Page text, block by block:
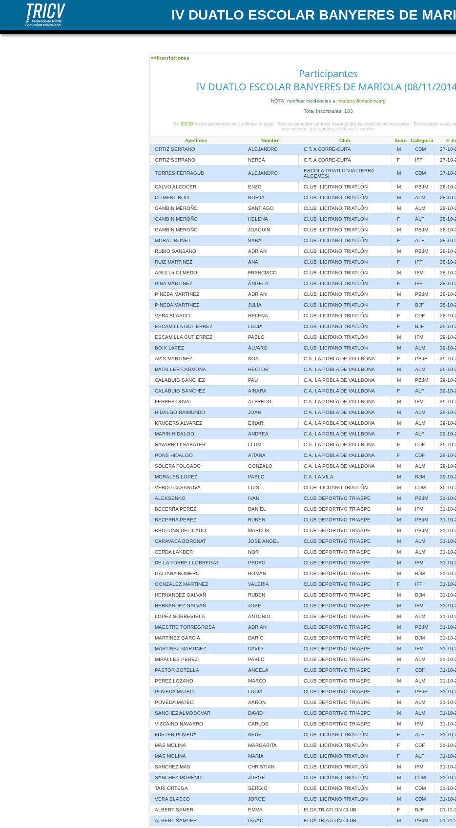
IV DUATLO ESCOLAR BANYERES DE
<<Inscripciones
Participantes
IV DUATLO ESCOLAR BANYERES DE MARIOLA (08/11/
NOTA: notificar incidencias a: triatlocv@triatlocv.org
Total Inscritos/as: 183
En ROJOlos/as pendientes de confirmar el pago - Solo se permiten cambios hasta el día de cierre de inscripciones - En cualquier caso,
inscripciones y/o cambios el día de la prueba
Apellidos Nombre Club Sexo Categoria F.
ORTIZ SERRANO
ALEJANDRO C.T. A CORRE-CUITA M CDM 27-10-
ORTIZ SERRANO
NEREA C.T. A CORRE-CUITA F IFF 27-10-
TORRES FERRAGUD ALEJANDRO
ESCOLA TRIATLO VIALTERRA
ALGEMESI
M CDM 27-10-
CALVO ALCOCER ENZO CLUB ILICITANO TRIATLÓN M PBJM
28-10-
CLIMENT BOIX
BORJA CLUB ILICITANO TRIATLÓN M ALM
28-10-
GAMBIN MEROÑO
SANTIAGO CLUB ILICITANO TRIATLÓN M ALM
28-10-
GAMBIN MEROÑO
HELENA CLUB ILICITANO TRIATLÓN F ALF
28-10-
GAMBIN MEROÑO
JOAQUIN CLUB ILICITANO TRIATLÓN M PBJM
28-10-
MORAL BONET
SARA CLUB ILICITANO TRIATLÓN F ALF
28-10-
RUBIO SANSANO
ADRIAN CLUB ILICITANO TRIATLÓN M PBJM
28-10-
RUIZ MARTINEZ
ANA CLUB ILICITANO TRIATLÓN F IFF
28-10-
AGULLó OLMEDO
FRANCISCO CLUB ILICITANO TRIATLÓN M IFM
28-10-
PINA MARTINEZ
ÁNGELA CLUB ILICITANO TRIATLÓN F IFF
28-10-
PINEDA MARTINEZ
ADRIAN CLUB ILICITANO TRIATLÓN M PBJM
28-10-
PINEDA MARTINEZ
JULIA CLUB ILICITANO TRIATLÓN F BJF
28-10-
VERA BLASCO
HELENA CLUB ILICITANO TRIATLÓN F CDF
28-10-
ESCAMILLA GUTIERREZ
LUCIA CLUB ILICITANO TRIATLÓN F BJF
29-10-
ESCAMILLA GUTIERREZ
PABLO CLUB ILICITANO TRIATLÓN M IFM
29-10-
BOIX LóPEZ
ÁLVARO CLUB ILICITANO TRIATLÓN M ALM
29-10-
AVIS MARTINEZ
NOA C.A. LA POBLA DE VALLBONA F PBJF
29-10-
BATALLER CARMONA
HECTOR C.A. LA POBLA DE VALLBONA M ALM
29-10-
CALABUIG SANCHEZ
PAU C.A. LA POBLA DE VALLBONA M PBJM
29-10-
CALABUIG SANCHEZ
AINARA C.A. LA POBLA DE VALLBONA F ALF
29-10-
FERRER DUVAL
ALFREDO C.A. LA POBLA DE VALLBONA M IFM
29-10-
HIDALGO RAIMUNDO
JOAN C.A. LA POBLA DE VALLBONA M ALM
29-10-
KRUGERS ALVAREZ
EINAR C.A. LA POBLA DE VALLBONA M ALM
29-10-
MARIN HIDALGO
ANDREA C.A. LA POBLA DE VALLBONA F ALF
29-10-
NAVARRO I SABATER
LLUM C.A. LA POBLA DE VALLBONA F CDF
29-10-
PONS HIDALGO
AITANA C.A. LA POBLA DE VALLBONA F CDF
29-10-
SOLERA FOLGADO
GONZALO C.A. LA POBLA DE VALLBONA M ALM
29-10-
MORALES LOPEZ
PABLO C.A. LA VILA M BJM
29-10-
VERDU CASANOVA
LUIS CLUB ILICITANO TRIATLÓN M CDM
30-10-
ALEKSENKO
IVAN CLUB DEPORTIVO TRIASPE M PBJM
31-10-
BECERRA PEREZ
DANIEL CLUB DEPORTIVO TRIASPE M IFM
31-10-
BECERRA PEREZ
RUBEN CLUB DEPORTIVO TRIASPE M PBJM
31-10-
BROTONS DELICADO
MARCOS CLUB DEPORTIVO TRIASPE M PBJM
31-10-
CARAVACA BORONAT
JOSE ANGEL CLUB DEPORTIVO TRIASPE M ALM
31-10-
CERDA LAKDER
NOR CLUB DEPORTIVO TRIASPE M ALM
31-10-
DE LA TORRE LLOBREGAT
PEDRO CLUB DEPORTIVO TRIASPE M IFM
31-10-
GALIANA ROMERO
ROMAN CLUB DEPORTIVO TRIASPE M BJM
31-10-
GONZALEZ MARTINEZ
VALERIA CLUB DEPORTIVO TRIASPE F IFF
31-10-
HERNANDEZ GALVAÑ
RUBEN CLUB DEPORTIVO TRIASPE M BJM
31-10-
HERNANDEZ GALVAÑ
JOSE CLUB DEPORTIVO TRIASPE M IFM
31-10-
LOPEZ SOBREVIELA
ANTONIO CLUB DEPORTIVO TRIASPE M ALM
31-10-
MAESTRE TORREGROSA
ADRIAN CLUB DEPORTIVO TRIASPE M PBJM
31-10-
MARTINEZ GARCIA
DARIO CLUB DEPORTIVO TRIASPE M BJM
31-10-
MARTINEZ MARTINEZ
DAVID CLUB DEPORTIVO TRIASPE M IFM
31-10-
MIRALLES PEREZ
PABLO CLUB DEPORTIVO TRIASPE M ALM
31-10-
PASTOR BOTELLA
ANGELA CLUB DEPORTIVO TRIASPE F CDF
31-10-
PEREZ LOZANO
MARCO CLUB DEPORTIVO TRIASPE M ALM
31-10-
POVEDA MATEO
LUCIA CLUB DEPORTIVO TRIASPE F PBJF
31-10-
POVEDA MATEO
AARON CLUB DEPORTIVO TRIASPE M ALM
31-10-
SANCHEZ ALMODOVAR
DAVID CLUB DEPORTIVO TRIASPE M ALM
31-10-
VIZCAINO NAVARRO
CARLOS CLUB DEPORTIVO TRIASPE M IFM
31-10-
FUSTER POVEDA
NEUS CLUB ILICITANO TRIATLÓN F ALF
31-10-
MAS MOLINA
MARGARITA CLUB ILICITANO TRIATLÓN F CDF
31-10-
MAS MOLINA
MARIA CLUB ILICITANO TRIATLÓN F ALF
31-10-
SANCHEZ MAS
CHRISTIAN CLUB ILICITANO TRIATLÓN M IFM
31-10-
SANCHEZ MORENO
JORGE CLUB ILICITANO TRIATLÓN M CDM
31-10-
TARI ORTEGA
SERGIO CLUB ILICITANO TRIATLÓN M CDM
31-10-
VERA BLASCO
JORGE CLUB ILICITANO TRIATLÓN M CDM
31-10-
ALBERT SAMER
EMMA ELDA TRIATLON CLUB F BJF
01-11-
ALBERT SAMPER
ISAAC ELDA TRIATLON CLUB M PBJM
01-11-